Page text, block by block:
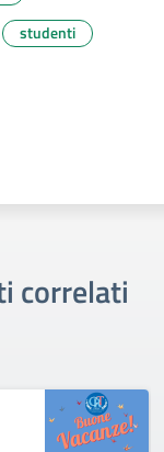
studenti
correlati